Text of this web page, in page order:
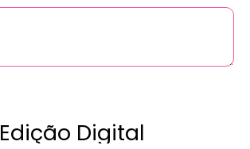
Edição Digital